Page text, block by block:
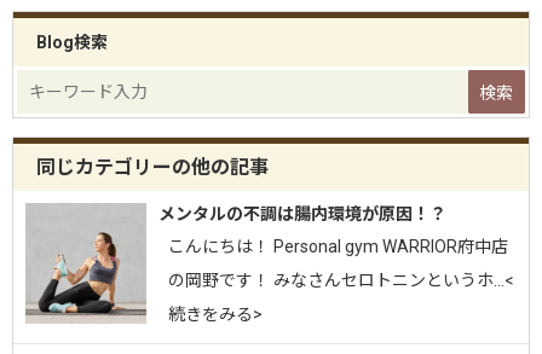
Blog検索
同じカテゴリーの他の記事
メンタルの不調は腸内環境が原因！？
こんにちは！ Personal gym WARRIOR府中店
の岡野です！ みなさんセロトニンというホ…<
続きをみる>